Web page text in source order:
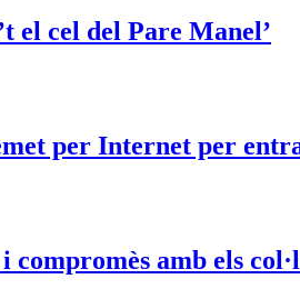
el cel del Pare Manel’
per Internet per
amb els